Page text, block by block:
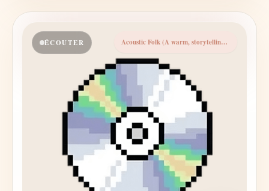
ÉCOUTER Acoustic Folk (A warm, storytelling style that's perfect for childhood memories).